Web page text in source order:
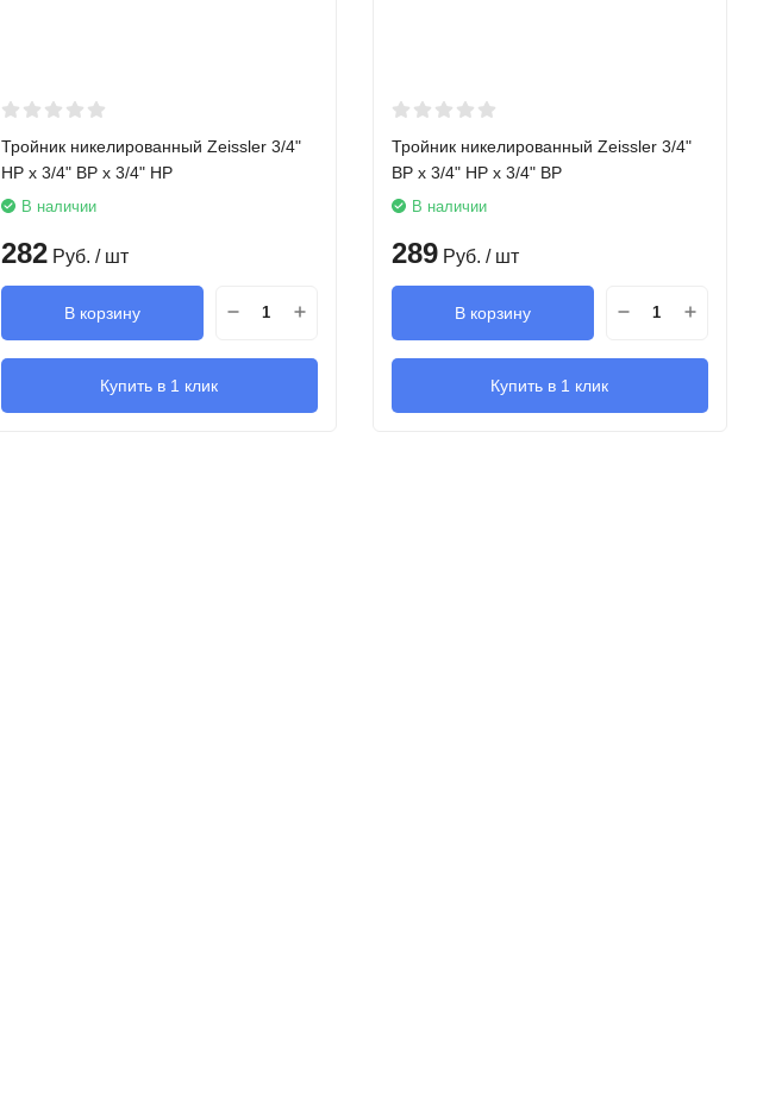
Тройник никелированный Zeissler 3/4"
НР х 3/4" ВР х 3/4" НР
В наличии
282 Руб. / шт
В корзину
Купить в 1 клик
Тройник никелированный Zeissler 3/4"
ВР х 3/4" НР х 3/4" ВР
В наличии
289 Руб. / шт
В корзину
Купить в 1 клик